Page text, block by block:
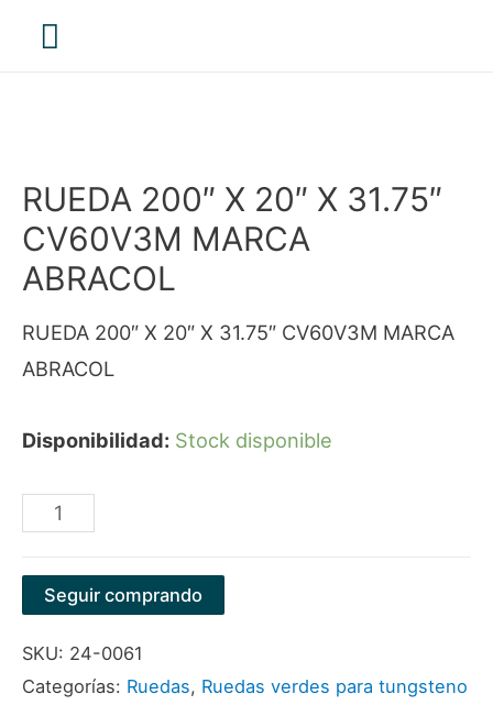
Menú
RUEDA 200″ X 20″ X 31.75″
CV60V3M MARCA
ABRACOL
RUEDA 200″ X 20″ X 31.75″ CV60V3M MARCA
ABRACOL
Disponibilidad: Stock disponible
RUEDA
X
20"
X
31.75"
Seguir comprando
SKU: 24-0061
Categorías: Ruedas, Ruedas verdes para tungsteno